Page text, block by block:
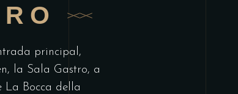
principal,
la Sala Gastro, a
Bocca della